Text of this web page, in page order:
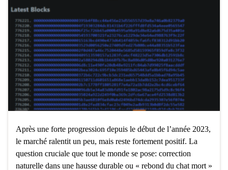
Après une forte progression depuis le début de l’année 2023,
le marché ralentit un peu, mais reste fortement positif. La
question cruciale que tout le monde se pose: correction
naturelle dans une hausse durable ou « rebond du chat mort »